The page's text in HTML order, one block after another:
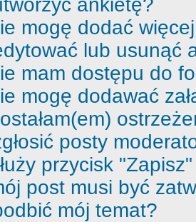
ankietę?
mogę dodać
lub usunąć
mam dostępu do
mogę dodawać
posty
przycisk
post musi być
mój temat?